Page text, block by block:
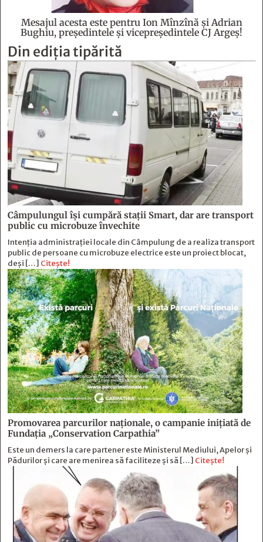
Mesajul acesta este pentru Ion Mînzînă şi Adrian
Bughiu, preşedintele şi vicepreşedintele CJ Argeş!
Din ediția tipărită
Câmpulungul îşi cumpără staţii Smart, dar are transport
public cu microbuze învechite
Intenția administrației locale din Câmpulung de a realiza transport
public de persoane cu microbuze electrice este un proiect blocat,
deși […] Citește!
Promovarea parcurilor naționale, o campanie inițiată de
Fundația „Conservation Carpathia”
Este un demers la care partener este Ministerul Mediului, Apelor și
Pădurilor și care are menirea să faciliteze și să […] Citește!